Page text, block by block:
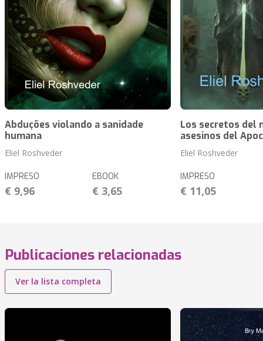
Abduções violando a sanidade
humana
Eliel Roshveder
IMPRESO
€ 9,96
EBOOK
€ 3,65
Los secretos del
asesinos del
Eliel Roshveder
IMPRESO
€ 11,05
Publicaciones relacionadas
Ver la lista completa